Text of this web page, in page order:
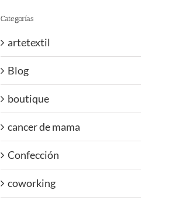
Categorías
artetextil
Blog
boutique
cancer de mama
Confección
coworking